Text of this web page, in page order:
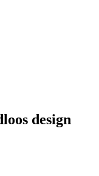
design